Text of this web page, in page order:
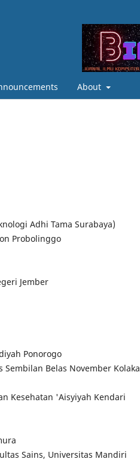
About
Adhi Tama Surabaya)
Probolinggo
Jember
Ponorogo
Sembilan Belas November Kolaka
Kesehatan 'Aisyiyah Kendari
Sains, Universitas Mandiri